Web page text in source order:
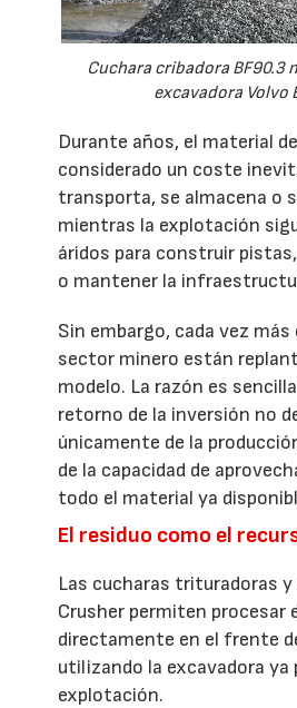
Cuchara cribadora BF90.3
excavadora Volvo
Durante años, el material
considerado un coste
transporta, se almacena o
mientras la explotación
áridos para construir
o mantener la
Sin embargo, cada vez más
sector minero están
modelo. La razón es
retorno de la inversión no
únicamente de la
de la capacidad de
todo el material ya
El residuo como el
Las cucharas trituradoras y
Crusher permiten procesar
directamente en el frente
utilizando la excavadora ya
explotación.